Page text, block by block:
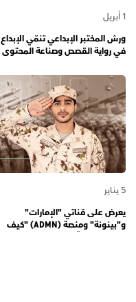
1 أبريل
ورش المختبر الإبداعي تنمّي الإبداع
في رواية القصص وصناعة المحتوى
الصغار
5 يناير
يعرض على قناتي "الإمارات"
و"بينونة" ومنصة (ADMN) "كيف